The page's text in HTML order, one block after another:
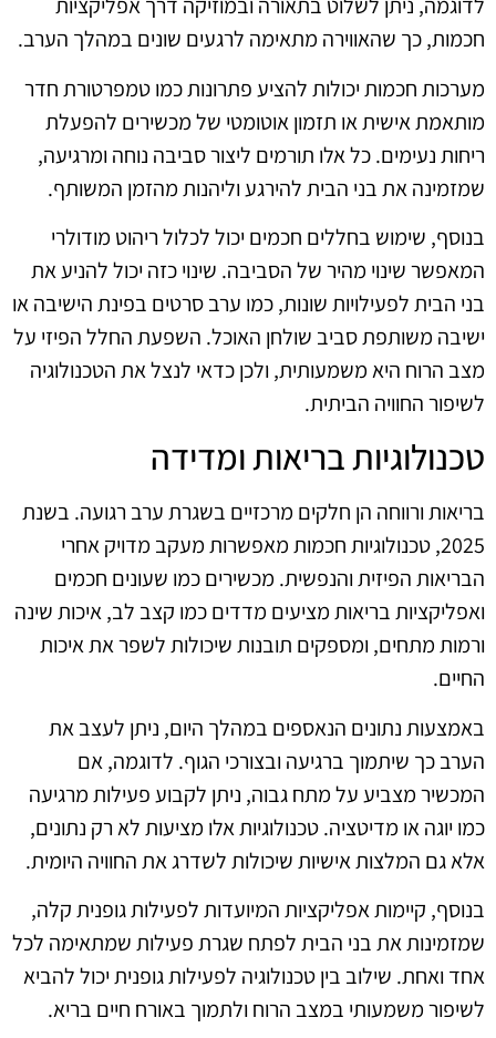
חכמות, כך שהאווירה מתאימה לרגעים שונים במהלך הערב.
מערכות חכמות יכולות להציע פתרונות כמו טמפרטורת חדר
מותאמת אישית או תזמון אוטומטי של מכשירים להפעלת
ריחות נעימים. כל אלו תורמים ליצור סביבה נוחה ומרגיעה,
שמזמינה את בני הבית להירגע וליהנות מהזמן המשותף.
בנוסף, שימוש בחללים חכמים יכול לכלול ריהוט מודולרי
המאפשר שינוי מהיר של הסביבה. שינוי כזה יכול להניע את
בני הבית לפעילויות שונות, כמו ערב סרטים בפינת הישיבה או
ישיבה משותפת סביב שולחן האוכל. השפעת החלל הפיזי על
מצב הרוח היא משמעותית, ולכן כדאי לנצל את הטכנולוגיה
לשיפור החוויה הביתית.
טכנולוגיות בריאות ומדידה
בריאות ורווחה הן חלקים מרכזיים בשגרת ערב רגועה. בשנת
2025, טכנולוגיות חכמות מאפשרות מעקב מדויק אחרי
הבריאות הפיזית והנפשית. מכשירים כמו שעונים חכמים
ואפליקציות בריאות מציעים מדדים כמו קצב לב, איכות שינה
ורמות מתחים, ומספקים תובנות שיכולות לשפר את איכות
החיים.
באמצעות נתונים הנאספים במהלך היום, ניתן לעצב את
הערב כך שיתמוך ברגיעה ובצורכי הגוף. לדוגמה, אם
המכשיר מצביע על מתח גבוה, ניתן לקבוע פעילות מרגיעה
כמו יוגה או מדיטציה. טכנולוגיות אלו מציעות לא רק נתונים,
אלא גם המלצות אישיות שיכולות לשדרג את החוויה היומית.
בנוסף, קיימות אפליקציות המיועדות לפעילות גופנית קלה,
שמזמינות את בני הבית לפתח שגרת פעילות שמתאימה לכל
אחד ואחת. שילוב בין טכנולוגיה לפעילות גופנית יכול להביא
לשיפור משמעותי במצב הרוח ולתמוך באורח חיים בריא.